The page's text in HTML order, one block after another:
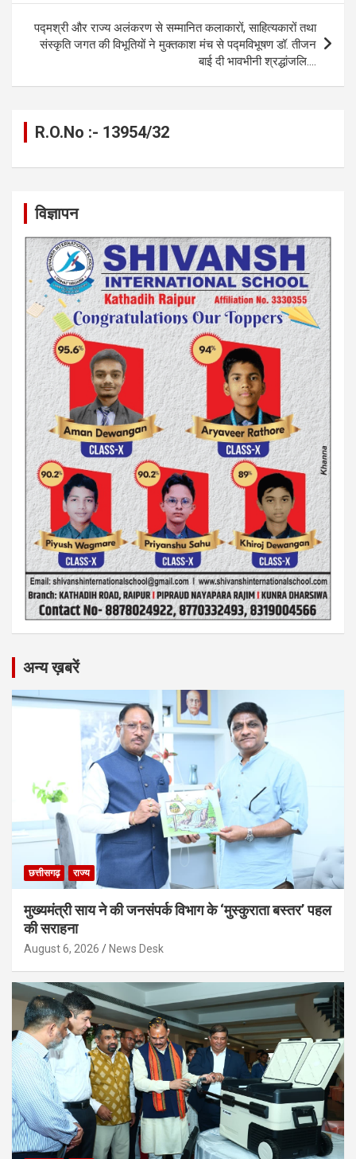
k
p
पद्मश्री और राज्य अलंकरण से सम्मानित कलाकारों, साहित्यकारों तथा
संस्कृति जगत की विभूतियों ने मुक्तकाश मंच से पद्मविभूषण डॉ. तीजन
बाई दी भावभीनी श्रद्धांजलि….
R.O.No :- 13954/32
विज्ञापन
अन्य ख़बरें
छत्तीसगढ़ राज्य
मुख्यमंत्री साय ने की जनसंपर्क विभाग के ‘मुस्कुराता बस्तर’ पहल
की सराहना
August 6, 2026 News Desk